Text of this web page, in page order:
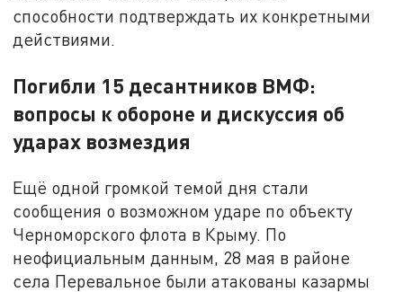
способности подтверждать их конкретными
действиями.
Погибли 15 десантников ВМФ:
вопросы к обороне и дискуссия об
ударах возмездия
Ещё одной громкой темой дня стали
сообщения о возможном ударе по объекту
Черноморского флота в Крыму. По
неофициальным данным, 28 мая в районе
села Перевальное были атакованы казармы